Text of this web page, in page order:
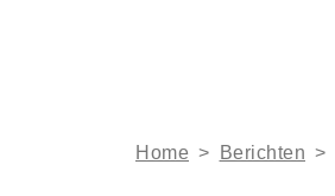
Home > Berichten >